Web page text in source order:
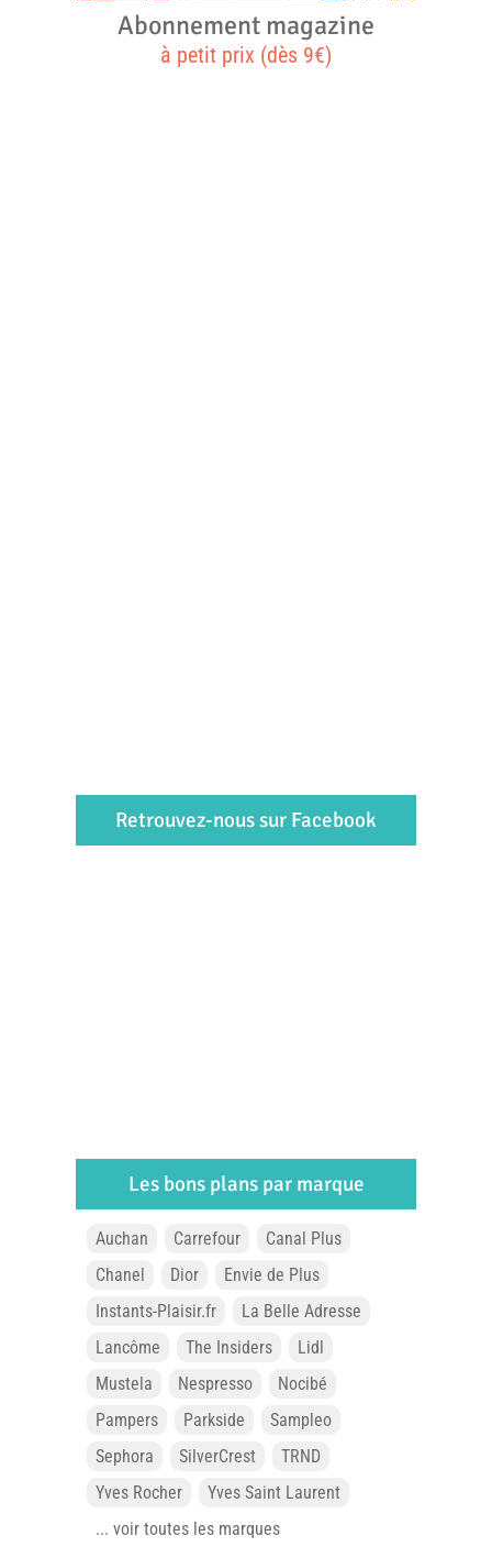
Abonnement magazine
à petit prix (dès 9€)
Retrouvez-nous sur Facebook
Les bons plans par marque
Auchan Carrefour
Canal Plus
Chanel
Dior
Envie de Plus
Instants-Plaisir.fr
La Belle Adresse
Lancôme
The Insiders
Lidl
Mustela
Nespresso
Nocibé
Pampers
Parkside
Sampleo
Sephora
SilverCrest
TRND
Yves Rocher
Yves Saint Laurent
... voir toutes les marques